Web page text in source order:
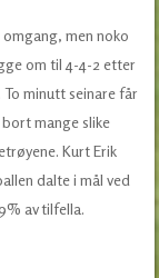
men noko
om til 4-4-2 etter
minutt seinare får
mange slike
Kurt Erik
dalte i mål ved
av tilfella.